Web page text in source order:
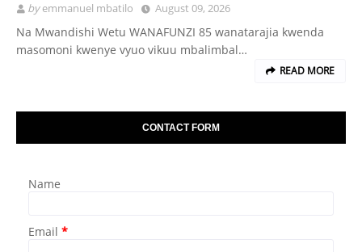
byemmanuel mbatilo August 09, 2026
Na Mwandishi Wetu WANAFUNZI 85 wanatarajia kwenda
masomoni kwenye vyuo vikuu mbalimbal…
READ MORE
CONTACT FORM
Name
Email *